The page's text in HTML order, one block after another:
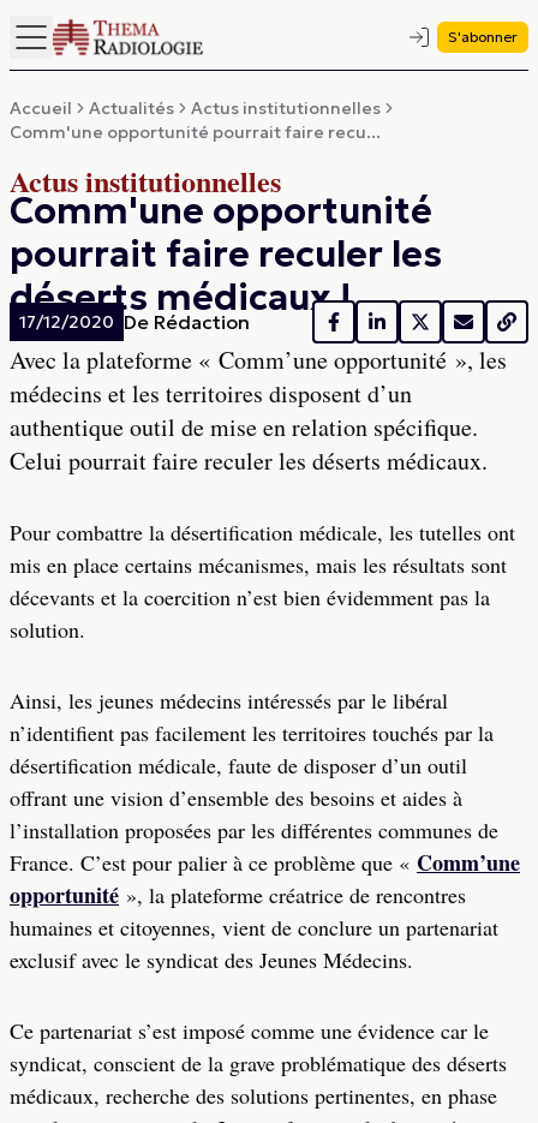
S'abonner
Accueil Actualités
Actus institutionnelles
Comm'une opportunité pourrait faire recu...
Actus institutionnelles
Comm'une opportunité
pourrait faire reculer les
déserts médicaux !
17/12/2020 De Rédaction
Avec la plateforme « Comm’une opportunité », les
médecins et les territoires disposent d’un
authentique outil de mise en relation spécifique.
Celui pourrait faire reculer les déserts médicaux.
Pour combattre la désertification médicale, les tutelles ont
mis en place certains mécanismes, mais les résultats sont
décevants et la coercition n’est bien évidemment pas la
solution.
Ainsi, les jeunes médecins intéressés par le libéral
n’identifient pas facilement les territoires touchés par la
désertification médicale, faute de disposer d’un outil
offrant une vision d’ensemble des besoins et aides à
l’installation proposées par les différentes communes de
France. C’est pour palier à ce problème que « Comm’une
opportunité », la plateforme créatrice de rencontres
humaines et citoyennes, vient de conclure un partenariat
exclusif avec le syndicat des Jeunes Médecins.
Ce partenariat s’est imposé comme une évidence car le
syndicat, conscient de la grave problématique des déserts
médicaux, recherche des solutions pertinentes, en phase